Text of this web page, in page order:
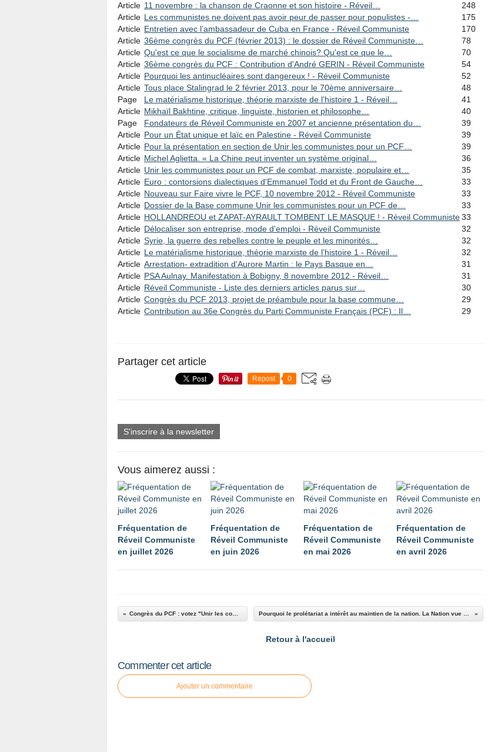
Article 11 novembre : la chanson de Craonne et son histoire - Réveil…
248
Article Les communistes ne doivent pas avoir peur de passer pour populistes -…
175
Article Entretien avec l’ambassadeur de Cuba en France - Réveil Communiste
170
Article 36ème congrès du PCF (février 2013) : le dossier de Réveil Communiste…
78
Article Qu'est ce que le socialisme de marché chinois? Qu'est ce que le…
70
Article 36ème congrès du PCF : Contribution d'André GERIN - Réveil Communiste
54
Article Pourquoi les antinucléaires sont dangereux ! - Réveil Communiste
52
Article Tous place Stalingrad le 2 février 2013, pour le 70ème anniversaire…
48
Page
Le matérialisme historique, théorie marxiste de l’histoire 1 - Réveil…
41
Article Mikhaïl Bakhtine, critique, linguiste, historien et philosophe…
40
Page
Fondateurs de Réveil Communiste en 2007 et ancienne présentation du…
39
Article Pour un État unique et laïc en Palestine - Réveil Communiste
39
Article Pour la présentation en section de Unir les communistes pour un PCF…
39
Article Michel Aglietta. « La Chine peut inventer un système original…
36
Article Unir les communistes pour un PCF de combat, marxiste, populaire et…
35
Article Euro : contorsions dialectiques d'Emmanuel Todd et du Front de Gauche…
33
Article Nouveau sur Faire vivre le PCF, 10 novembre 2012 - Réveil Communiste
33
Article Dossier de la Base commune Unir les communistes pour un PCF de…
33
Article HOLLANDREOU et ZAPAT-AYRAULT TOMBENT LE MASQUE ! - Réveil Communiste33
Article Délocaliser son entreprise, mode d'emploi - Réveil Communiste
32
Article Syrie, la guerre des rebelles contre le peuple et les minorités…
32
Article Le matérialisme historique, théorie marxiste de l’histoire 1 - Réveil…
32
Article Arrestation- extradition d'Aurore Martin : le Pays Basque en…
31
Article PSA Aulnay. Manifestation à Bobigny, 8 novembre 2012 - Réveil…
31
Article Réveil Communiste - Liste des derniers articles parus sur…
30
Article Congrès du PCF 2013, projet de préambule pour la base commune…
29
Article Contribution au 36e Congrès du Parti Communiste Français (PCF) : Il… 29
Partager cet article
Repost 0
S'inscrire à la newsletter
Vous aimerez aussi :
Fréquentation de
Réveil Communiste
en juillet 2026
Fréquentation de
Réveil Communiste
en juin 2026
Fréquentation de
Réveil Communiste
en mai 2026
Fréquentation de
Réveil Communiste
en avril 2026
Retour à l'accueil
Commenter cet article
Ajouter un commentaire